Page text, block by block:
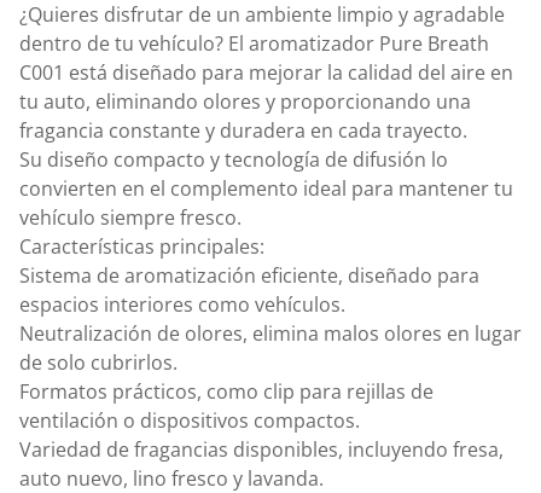
¿Quieres disfrutar de un ambiente limpio y agradable
dentro de tu vehículo? El aromatizador Pure Breath
C001 está diseñado para mejorar la calidad del aire en
tu auto, eliminando olores y proporcionando una
fragancia constante y duradera en cada trayecto.
Su diseño compacto y tecnología de difusión lo
convierten en el complemento ideal para mantener tu
vehículo siempre fresco.
Características principales:
Sistema de aromatización eficiente, diseñado para
espacios interiores como vehículos.
Neutralización de olores, elimina malos olores en lugar
de solo cubrirlos.
Formatos prácticos, como clip para rejillas de
ventilación o dispositivos compactos.
Variedad de fragancias disponibles, incluyendo fresa,
auto nuevo, lino fresco y lavanda.